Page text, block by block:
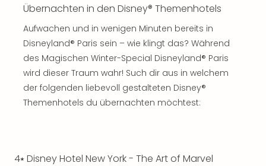
Übernachten in den Disney® Themenhotels
Aufwachen und in wenigen Minuten bereits in
Disneyland® Paris sein – wie klingt das? Während
des Magischen Winter-Special Disneyland® Paris
wird dieser Traum wahr! Such dir aus in welchem
der folgenden liebevoll gestalteten Disney®
Themenhotels du übernachten möchtest:
4⭑ Disney Hotel New York - The Art of Marvel